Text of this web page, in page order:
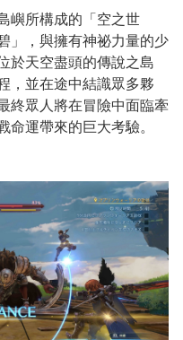
所構成的「空之世
」，與擁有神祕力量的少
於天空盡頭的傳說之島
，並在途中結識眾多夥
終眾人將在冒險中面臨牽
運帶來的巨大考驗。